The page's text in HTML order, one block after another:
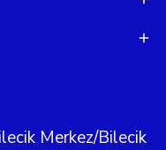
Merkez/Bilecik